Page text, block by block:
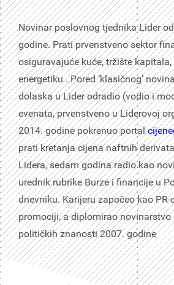
Novinar poslovnog tjednika Lider
godine. Prati prvenstveno sektor
osiguravajuće kuće, tržište
energetiku . Pored ‘klasičnog’
dolaska u Lider odradio (vodio i
evenata, prvenstveno u Liderovoj
2014. godine pokrenuo portal
prati kretanja cijena naftnih
Lidera, sedam godina radio kao
urednik rubrike Burze i financije u
dnevniku. Karijeru započeo kao
promociji, a diplomirao novinarstvo
političkih znanosti 2007. godine